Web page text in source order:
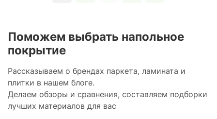
Поможем выбрать напольное
покрытие
Рассказываем о брендах паркета, ламината и
плитки в нашем блоге.
Делаем обзоры и сравнения, составляем подборки
лучших материалов для вас